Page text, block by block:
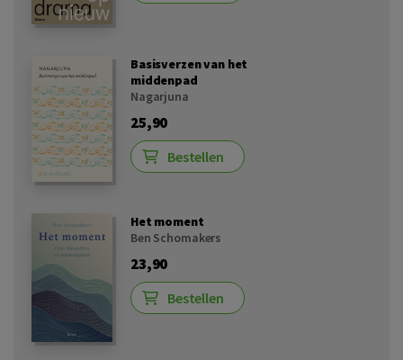
Basisverzen van het
middenpad
Nagarjuna
25,90
Bestellen
Het moment
Ben Schomakers
23,90
Bestellen